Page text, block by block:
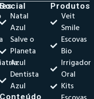
Natal
Azul
Salve o
Planeta
Azul
Dentista
Azul
Conteúdo
Produtos
Veit
Smile
Escovas
Bio
Irrigador
Oral
Kits